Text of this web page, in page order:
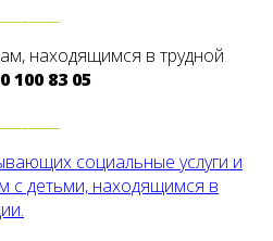
находящимся в трудной
100 83 05
социальные услуги и
детьми, находящимся в